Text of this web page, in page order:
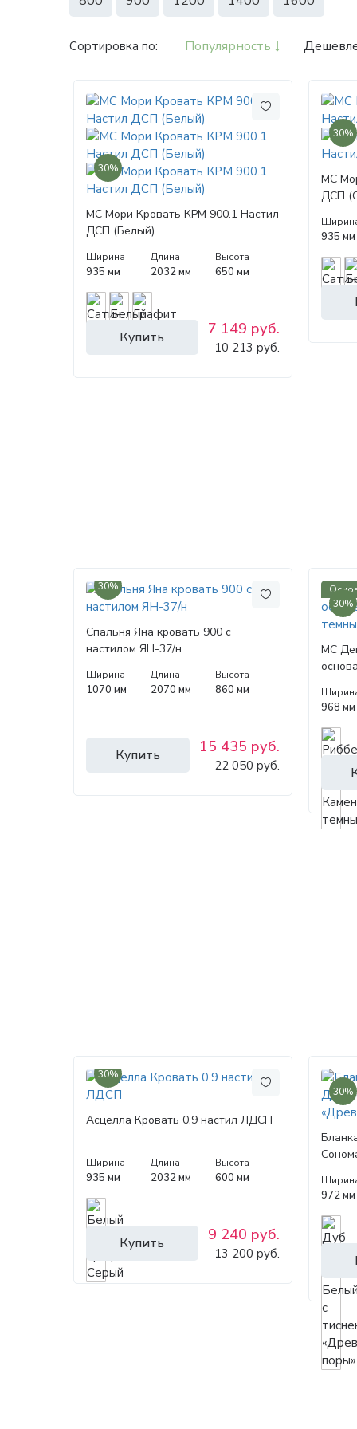
Сортировка по: Популярность
30%
МС Мори Кровать КРМ 900.1 Настил
ДСП (Белый)
Ширина
935 мм
Длина
2032 мм
Высота
650 мм
Купить 7 149 руб.
10 213 руб.
30%
МС
ДСП
935 мм
30%
Спальня Яна кровать 900 с
настилом ЯН-37/н
Ширина
1070 мм
Длина
2070 мм
Высота
860 мм
Купить 15 435 руб.
22 050 руб.
30%
МС
968 мм
30%
Асцелла Кровать 0,9 настил ЛДСП
Ширина
935 мм
Длина
2032 мм
Высота
600 мм
Купить 9 240 руб.
13 200 руб.
30%
972 мм